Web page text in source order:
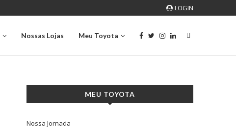
LOGIN
Nossas Lojas Meu Toyota
MEU TOYOTA
Nossa Jornada